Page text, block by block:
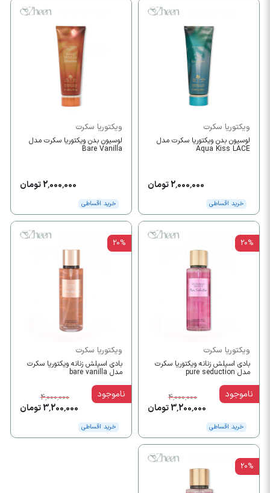
ویکتوریا سکرت
لوسیون بدن ویکتوریا سکرت مدل
Aqua Kiss LACE
2,000,000 تومان
خرید اقساطی
ویکتوریا سکرت
لوسیون بدن ویکتوریا سکرت مدل
Bare Vanilla
2,000,000 تومان
خرید اقساطی
20%
ویکتوریا سکرت
بادی اسپلش زنانه ویکتوریا سکرت
مدل pure seduction
4,000,000
3,200,000 تومان
خرید اقساطی
ناموجود
20%
ویکتوریا سکرت
بادی اسپلش زنانه ویکتوریا سکرت
مدل bare vanilla
4,000,000
3,200,000 تومان
خرید اقساطی
ناموجود
20%